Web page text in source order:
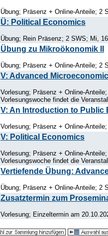
Übung; Präsenz + Online-Anteile; 2
Ü: Political Economics
Übung; Rein Präsenz; 2 SWS; Mi,
Übung zu Mikroökonomik II
Übung; Präsenz + Online-Anteile; 2
V: Advanced
Vorlesung; Präsenz + Online-
Vorlesungswoche findet die
V: An Introduction to Public
Vorlesung; Präsenz + Online-
V: Political Economics
Vorlesung; Präsenz + Online-
Vorlesungswoche findet die
Vertiefende Übung:
Übung; Präsenz + Online-Anteile; 2
Zusatztermin zum
Vorlesung; Einzeltermin am